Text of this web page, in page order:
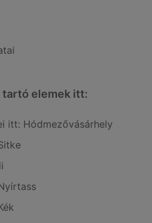
tartó elemek itt:
itt: Hódmezővásárhely